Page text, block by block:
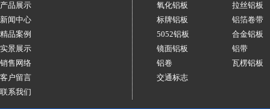
实景展示
产品展示
新闻中心
精品案例
实景展示
销售网络
客户留言
联系我们
氧化铝板
拉丝铝板
标牌铝板
铝箔卷带
5052铝板
合金铝板
镜面铝板
铝带
铝卷
瓦楞铝板
交通标志